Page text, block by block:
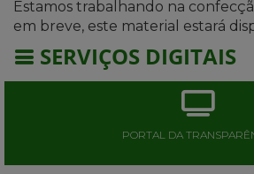
Estamos trabalhando na
em breve, este material estará
SERVIÇOS DIGITAIS
PORTAL DA